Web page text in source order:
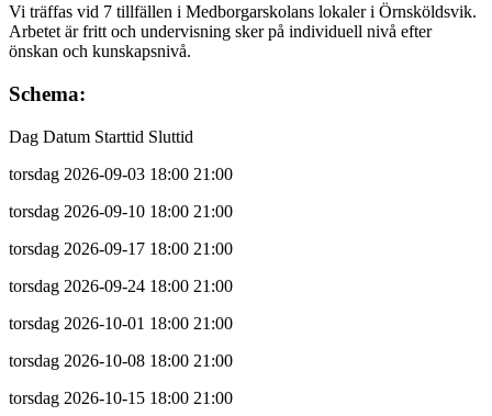
Vi träffas vid 7 tillfällen i Medborgarskolans lokaler i Örnsköldsvik.
Arbetet är fritt och undervisning sker på individuell nivå efter
önskan och kunskapsnivå.
Schema:
Dag Datum Starttid Sluttid
torsdag 2026-09-03 18:00 21:00
torsdag 2026-09-10 18:00 21:00
torsdag 2026-09-17 18:00 21:00
torsdag 2026-09-24 18:00 21:00
torsdag 2026-10-01 18:00 21:00
torsdag 2026-10-08 18:00 21:00
torsdag 2026-10-15 18:00 21:00